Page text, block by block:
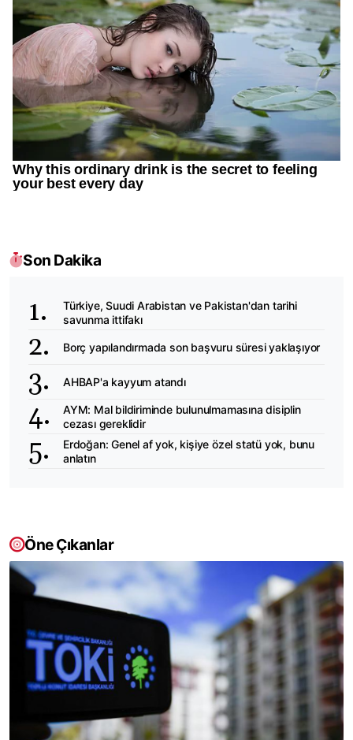
Son Dakika
Türkiye, Suudi Arabistan ve Pakistan'dan tarihi
savunma ittifakı
Borç yapılandırmada son başvuru süresi yaklaşıyor
AHBAP'a kayyum atandı
AYM: Mal bildiriminde bulunulmamasına disiplin
cezası gereklidir
Erdoğan: Genel af yok, kişiye özel statü yok, bunu
anlatın
Öne Çıkanlar